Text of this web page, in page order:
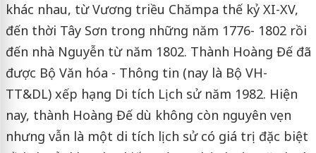
khác nhau, từ Vương triều Chămpa thế kỷ XI-XV,
đến thời Tây Sơn trong những năm 1776- 1802 rồi
đến nhà Nguyễn từ năm 1802. Thành Hoàng Đế đã
được Bộ Văn hóa - Thông tin (nay là Bộ VH-
TT&DL) xếp hạng Di tích Lịch sử năm 1982. Hiện
nay, thành Hoàng Đế dù không còn nguyên vẹn
nhưng vẫn là một di tích lịch sử có giá trị đặc biệt